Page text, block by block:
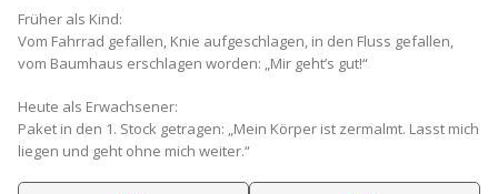
Früher als Kind:
Vom Fahrrad gefallen, Knie aufgeschlagen, in den Fluss gefallen,
vom Baumhaus erschlagen worden: „Mir geht’s gut!“
Heute als Erwachsener:
Paket in den 1. Stock getragen: „Mein Körper ist zermalmt. Lasst mich
liegen und geht ohne mich weiter.“